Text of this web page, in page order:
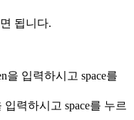
됩니다.
을 입력하시고 space를
입력하시고 space를 누르